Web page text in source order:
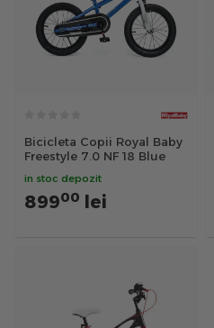
Bicicleta Copii Royal Baby
Freestyle 7.0 NF 18 Blue
in stoc depozit
89900 lei